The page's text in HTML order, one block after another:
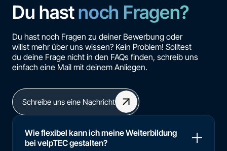
Du hastnoch Fragen?
Du hast noch Fragen zu deiner Bewerbung oder
willst mehr über uns wissen? Kein Problem! Solltest
du deine Frage nicht in den FAQs finden, schreib uns
einfach eine Mail mit deinem Anliegen.
Schreibe uns eine Nachricht
Wie flexibel kann ich meine Weiterbildung
bei velpTEC gestalten?